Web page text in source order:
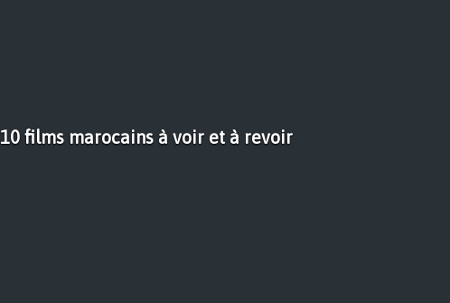
10 films marocains à voir et à revoir